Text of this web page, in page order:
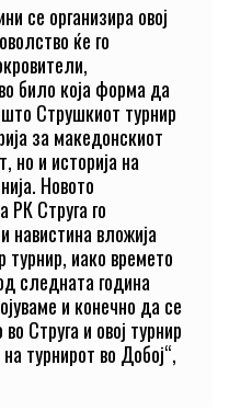
се организира овој
ќе го
било која форма да
Струшкиот турнир
за македонскиот
но и историја на
Новото
РК Струга го
навистина вложија
турнир, иако времето
следната година
и конечно да се
Струга и овој турнир
турнирот во Добој“,